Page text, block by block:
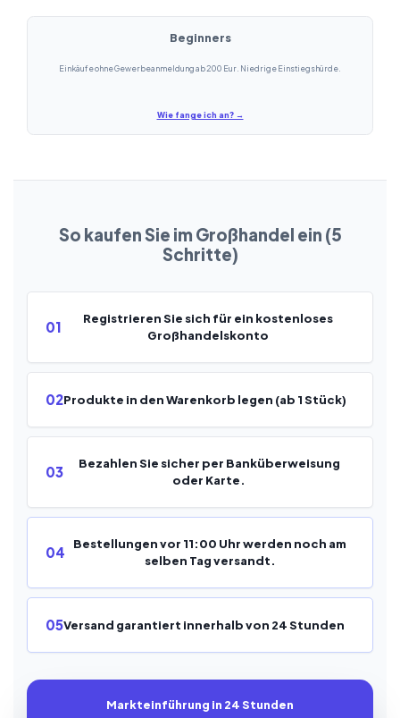
Beginners
Einkäufe ohne Gewerbeanmeldung ab 200 Eur. Niedrige Einstiegshürde.
Wie fange ich an? →
So kaufen Sie im Großhandel ein (5
Schritte)
01
Registrieren Sie sich für ein kostenloses
Großhandelskonto
02Produkte in den Warenkorb legen (ab 1 Stück)
03
Bezahlen Sie sicher per Banküberweisung
oder Karte.
04
Bestellungen vor 11:00 Uhr werden noch am
selben Tag versandt.
05Versand garantiert innerhalb von 24 Stunden
Markteinführung in 24 Stunden